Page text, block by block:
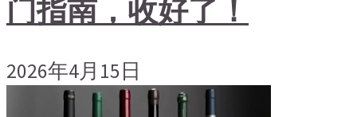
门指南，收好了！
2026年4月15日